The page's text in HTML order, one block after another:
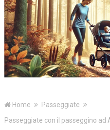
Home
Passeggiate
Passeggiate con il passeggino ad